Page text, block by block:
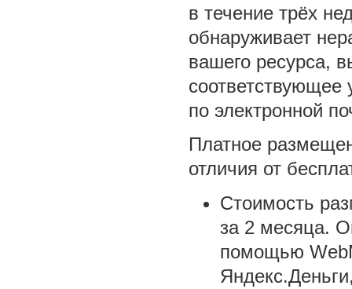
в течение трёх
обнаруживает
вашего ресурса,
соответствующее
по электронной
Платное
отличия от
Стоимость
за 2 месяца.
помощью